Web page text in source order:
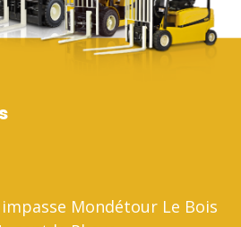
Mondétour Le Bois